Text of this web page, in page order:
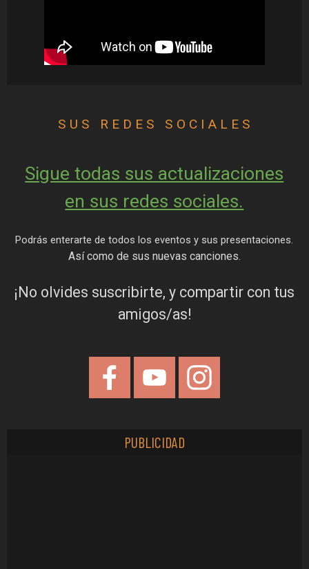
S U S   R E D E S   S O C I A L E S
Sigue todas sus actualizaciones
en sus redes sociales.
Podrás enterarte de todos los eventos y sus presentaciones.
Así como de sus nuevas canciones.
¡No olvides suscribirte, y compartir con tus
amigos/as!
PUBLICIDAD